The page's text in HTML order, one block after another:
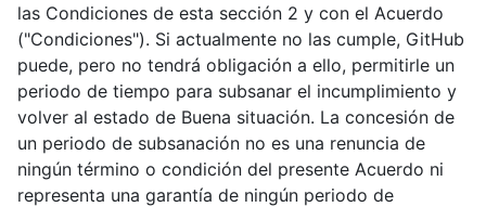
las Condiciones de esta sección 2 y con el Acuerdo
("Condiciones"). Si actualmente no las cumple, GitHub
puede, pero no tendrá obligación a ello, permitirle un
periodo de tiempo para subsanar el incumplimiento y
volver al estado de Buena situación. La concesión de
un periodo de subsanación no es una renuncia de
ningún término o condición del presente Acuerdo ni
representa una garantía de ningún periodo de